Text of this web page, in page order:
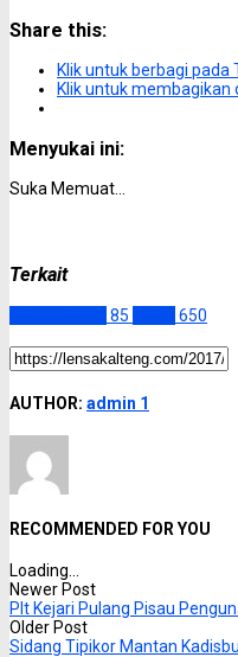
Share this:
Klik untuk berbagi
Klik untuk membagikan
Menyukai ini:
Suka Memuat...
Terkait
85 650
AUTHOR: admin 1
RECOMMENDED FOR YOU
Loading...
Newer Post
Plt Kejari Pulang Pisau
Older Post
Sidang Tipikor Mantan